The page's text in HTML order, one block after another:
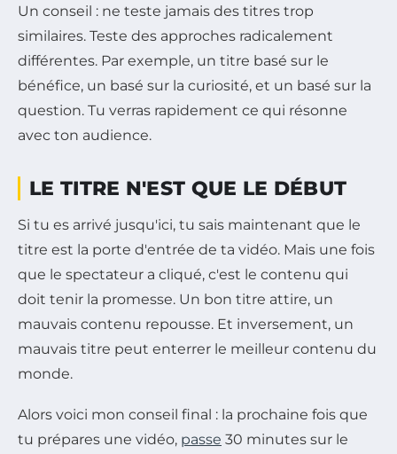
Un conseil : ne teste jamais des titres trop
similaires. Teste des approches radicalement
différentes. Par exemple, un titre basé sur le
bénéfice, un basé sur la curiosité, et un basé sur la
question. Tu verras rapidement ce qui résonne
avec ton audience.
LE TITRE N'EST QUE LE DÉBUT
Si tu es arrivé jusqu'ici, tu sais maintenant que le
titre est la porte d'entrée de ta vidéo. Mais une fois
que le spectateur a cliqué, c'est le contenu qui
doit tenir la promesse. Un bon titre attire, un
mauvais contenu repousse. Et inversement, un
mauvais titre peut enterrer le meilleur contenu du
monde.
Alors voici mon conseil final : la prochaine fois que
tu prépares une vidéo, passe 30 minutes sur le